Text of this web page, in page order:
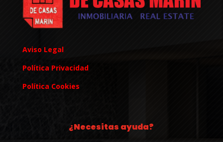
Aviso Legal
Política Privacidad
Política Cookies
¿Necesitas ayuda?